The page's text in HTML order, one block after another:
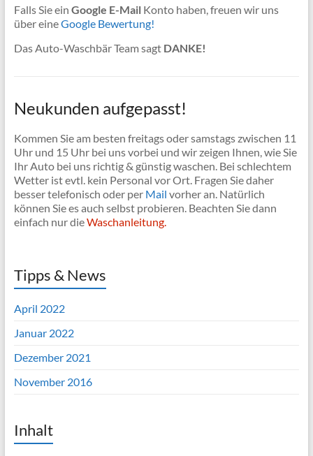
Falls Sie ein Google E-Mail Konto haben, freuen wir uns
über eineGoogle Bewertung!
Das Auto-Waschbär Team sagt DANKE!
Neukunden aufgepasst!
Kommen Sie am besten freitags oder samstags zwischen 11
Uhr und 15 Uhr bei uns vorbei und wir zeigen Ihnen, wie Sie
Ihr Auto bei uns richtig & günstig waschen. Bei schlechtem
Wetter ist evtl. kein Personal vor Ort. Fragen Sie daher
besser telefonisch oder per Mail vorher an. Natürlich
können Sie es auch selbst probieren. Beachten Sie dann
einfach nur dieWaschanleitung.
Tipps & News
April 2022
Januar 2022
Dezember 2021
November 2016
Inhalt